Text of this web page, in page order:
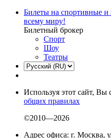
Билеты на спортивные и
всему миру!
Билетный брокер
Спорт
Шоу
Театры
Используя этот сайт, Вы
общих правилах
©2010—2026
Адрес офиса: г. Москва,